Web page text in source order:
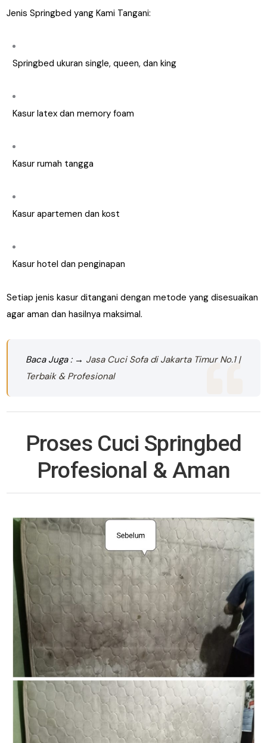
Jenis Springbed yang Kami Tangani:
Springbed ukuran single, queen, dan king
Kasur latex dan memory foam
Kasur rumah tangga
Kasur apartemen dan kost
Kasur hotel dan penginapan
Setiap jenis kasur ditangani dengan metode yang disesuaikan
agar aman dan hasilnya maksimal.
Baca Juga : → Jasa Cuci Sofa di Jakarta Timur No.1 |
Terbaik & Profesional
Proses Cuci Springbed
Profesional & Aman